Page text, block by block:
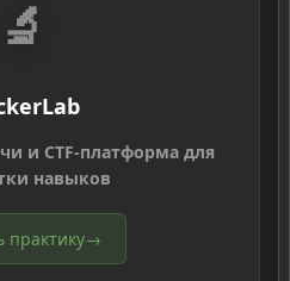
🔬
и CTF-платформа для
навыков
практику→